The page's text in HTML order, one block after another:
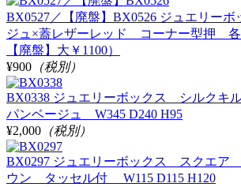
BX0527／【廃盤】BX0526 ジュエリー
ジュ×蓋レザーレッド コーナー型押 各
【廃盤】大￥1100）
¥900 （税別）
BX0338 ジュエリーボックス シルクキ
パンベージュ W345 D240 H95
¥2,000 （税別）
BX0297 ジュエリーボックス スクエ
ウン タッセル付 W115 D115 H120